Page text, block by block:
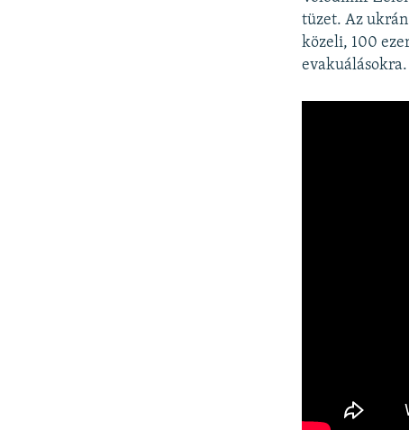
tüzet. Az
közeli, 100
evakuálásokra.